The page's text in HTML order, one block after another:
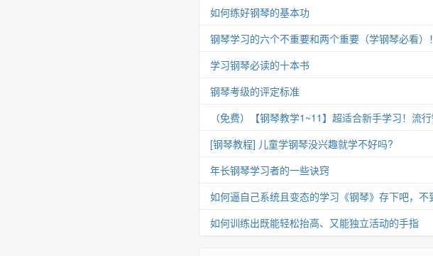
如何练好钢琴的基本功
钢琴学习的六个不重要和两个重要（学钢琴必看）！
学习钢琴必读的十本书
钢琴考级的评定标准
（免费）【钢琴教学1~11】超适合新手学习！流
[钢琴教程] 儿童学钢琴没兴趣就学不好吗?
年长钢琴学习者的一些诀窍
如何逼自己系统且变态的学习《钢琴》存下吧，不
如何训练出既能轻松抬高、又能独立活动的手指